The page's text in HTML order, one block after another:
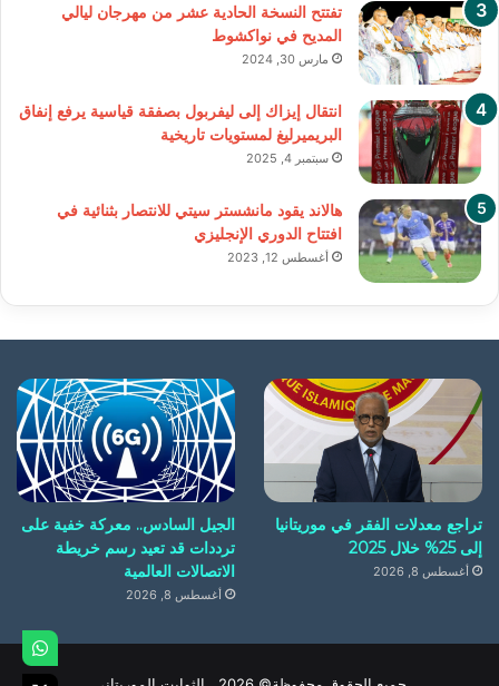
تفتتح النسخة الحادية عشر من مهرجان ليالي
المديح في نواكشوط
مارس 30, 2024
انتقال إيزاك إلى ليفربول بصفقة قياسية يرفع إنفاق
البريميرليغ لمستويات تاريخية
سبتمبر 4, 2025
هالاند يقود مانشستر سيتي للانتصار بثنائية في
افتتاح الدوري الإنجليزي
أغسطس 12, 2023
تراجع معدلات الفقر في موريتانيا
إلى 25% خلال 2025
أغسطس 8, 2026
الجيل السادس.. معركة خفية على
ترددات قد تعيد رسم خريطة
الاتصالات العالمية
أغسطس 8, 2026